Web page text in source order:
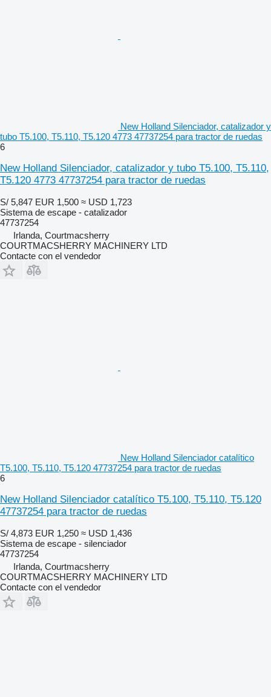
New Holland Silenciador, catalizador y
tubo T5.100, T5.110, T5.120 4773 47737254 para tractor de ruedas
6
New Holland Silenciador, catalizador y tubo T5.100, T5.110,
T5.120 4773 47737254 para tractor de ruedas
S/ 5,847 EUR 1,500 ≈ USD 1,723
Sistema de escape - catalizador
47737254
Irlanda, Courtmacsherry
COURTMACSHERRY MACHINERY LTD
Contacte con el vendedor
New Holland Silenciador catalítico
T5.100, T5.110, T5.120 47737254 para tractor de ruedas
6
New Holland Silenciador catalítico T5.100, T5.110, T5.120
47737254 para tractor de ruedas
S/ 4,873 EUR 1,250 ≈ USD 1,436
Sistema de escape - silenciador
47737254
Irlanda, Courtmacsherry
COURTMACSHERRY MACHINERY LTD
Contacte con el vendedor